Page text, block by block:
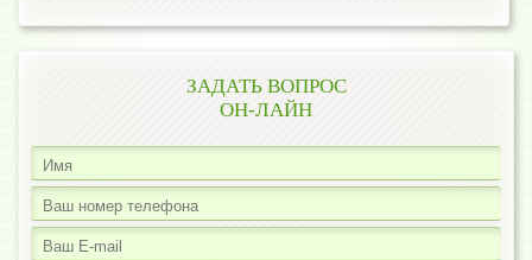
ЗАДАТЬ ВОПРОС
ОН-ЛАЙН